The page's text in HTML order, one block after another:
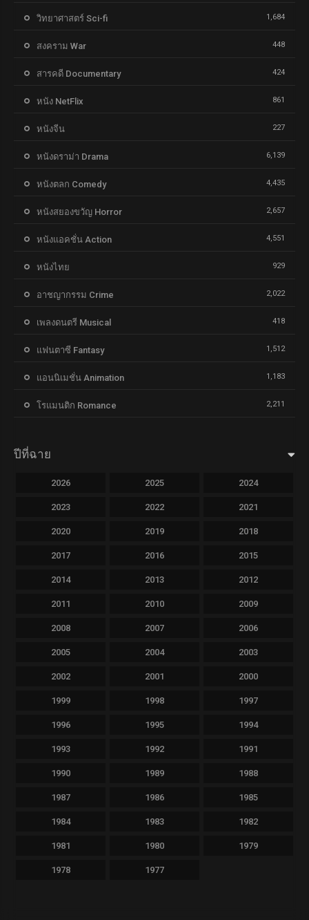
วิทยาศาสตร์ Sci-fi 1,684
สงคราม War 448
สารคดี Documentary 424
หนัง NetFlix 861
หนังจีน 227
หนังดราม่า Drama 6,139
หนังตลก Comedy 4,435
หนังสยองขวัญ Horror 2,657
หนังแอคชั่น Action 4,551
หนังไทย 929
อาชญากรรม Crime 2,022
เพลงดนตรี Musical 418
แฟนตาซี Fantasy 1,512
แอนนิเมชั่น Animation 1,183
โรแมนติก Romance 2,211
ปีที่ฉาย
2026 2025 2024
2023 2022 2021
2020 2019 2018
2017 2016 2015
2014 2013 2012
2011 2010 2009
2008 2007 2006
2005 2004 2003
2002 2001 2000
1999 1998 1997
1996 1995 1994
1993 1992 1991
1990 1989 1988
1987 1986 1985
1984 1983 1982
1981 1980 1979
1978 1977